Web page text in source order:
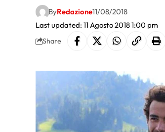
Last updated: 11 Agosto 2018 1:00 pm
ByRedazione11/08/2018
Share